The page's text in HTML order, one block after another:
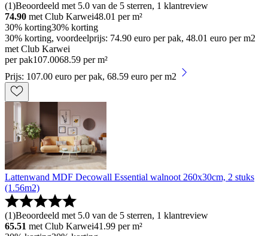
(1)Beoordeeld met 5.0 van de 5 sterren, 1 klantreview
74.90 met Club Karwei48.01 per m²
30% korting30% korting
30% korting, voordeelprijs: 74.90 euro per pak, 48.01 euro per m2
met Club Karwei
per pak107.0068.59 per m²
Prijs: 107.00 euro per pak, 68.59 euro per m2
Lattenwand MDF Decowall Essential walnoot 260x30cm, 2 stuks
(1.56m2)
(1)Beoordeeld met 5.0 van de 5 sterren, 1 klantreview
65.51 met Club Karwei41.99 per m²